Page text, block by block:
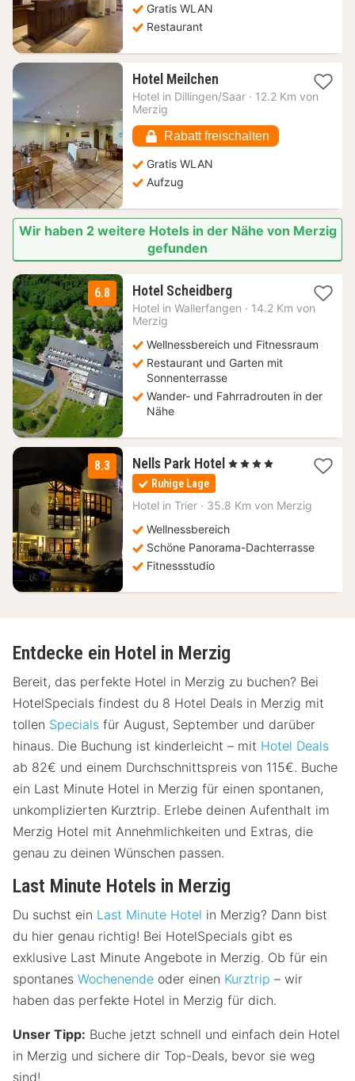
101,87
€
Gratis WLAN
Restaurant
Hotel Meilchen1
Nacht
ab
€
Hotel in Dillingen/Saar · 12.2 Km von
Merzig
Rabatt freischalten
Gratis WLAN
Aufzug
Wir haben 2 weitere Hotels in der Nähe von Merzig
gefunden
6.8 Hotel Scheidberg1
Nacht
€
Hotel in Wallerfangen · 14.2 Km von
Merzig
Wellnessbereich und Fitnessraum
Restaurant und Garten mit
Sonnenterrasse
Wander- und Fahrradrouten in der
Nähe
8.3 Nells Park Hotel 2
156
, 4 Sterne
Ruhige Lage
Hotel in Trier · 35.8 Km von Merzig
Wellnessbereich
Schöne Panorama-Dachterrasse
Fitnessstudio
Entdecke ein Hotel in Merzig
Bereit, das perfekte Hotel in Merzig zu buchen? Bei
HotelSpecials findest du 8 Hotel Deals in Merzig mit
tollen Specials für August, September und darüber
hinaus. Die Buchung ist kinderleicht – mit Hotel Deals
ab 82€ und einem Durchschnittspreis von 115€. Buche
ein Last Minute Hotel in Merzig für einen spontanen,
unkomplizierten Kurztrip. Erlebe deinen Aufenthalt im
Merzig Hotel mit Annehmlichkeiten und Extras, die
genau zu deinen Wünschen passen.
Last Minute Hotels in Merzig
Du suchst ein Last Minute Hotel in Merzig? Dann bist
du hier genau richtig! Bei HotelSpecials gibt es
exklusive Last Minute Angebote in Merzig. Ob für ein
spontanes Wochenende oder einen Kurztrip – wir
haben das perfekte Hotel in Merzig für dich.
Unser Tipp: Buche jetzt schnell und einfach dein Hotel
in Merzig und sichere dir Top-Deals, bevor sie weg
sind!